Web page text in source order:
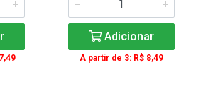
Adicionar
A partir de 3: R$ 8,49